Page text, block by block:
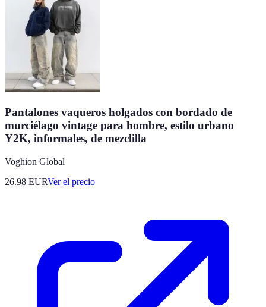
Pantalones vaqueros holgados con bordado de
murciélago vintage para hombre, estilo urbano
Y2K, informales, de mezclilla
Voghion Global
26.98 EURVer el precio